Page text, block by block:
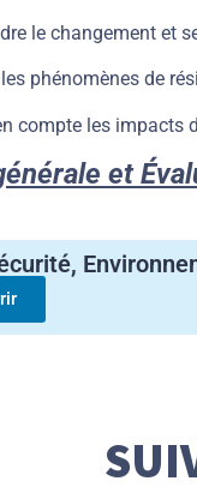
le changement et
phénomènes de
compte les impacts
et